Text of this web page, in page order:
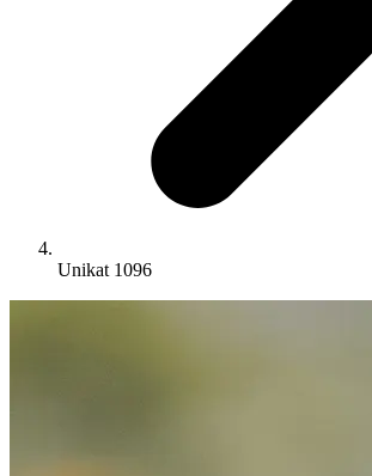
Unikat 1096